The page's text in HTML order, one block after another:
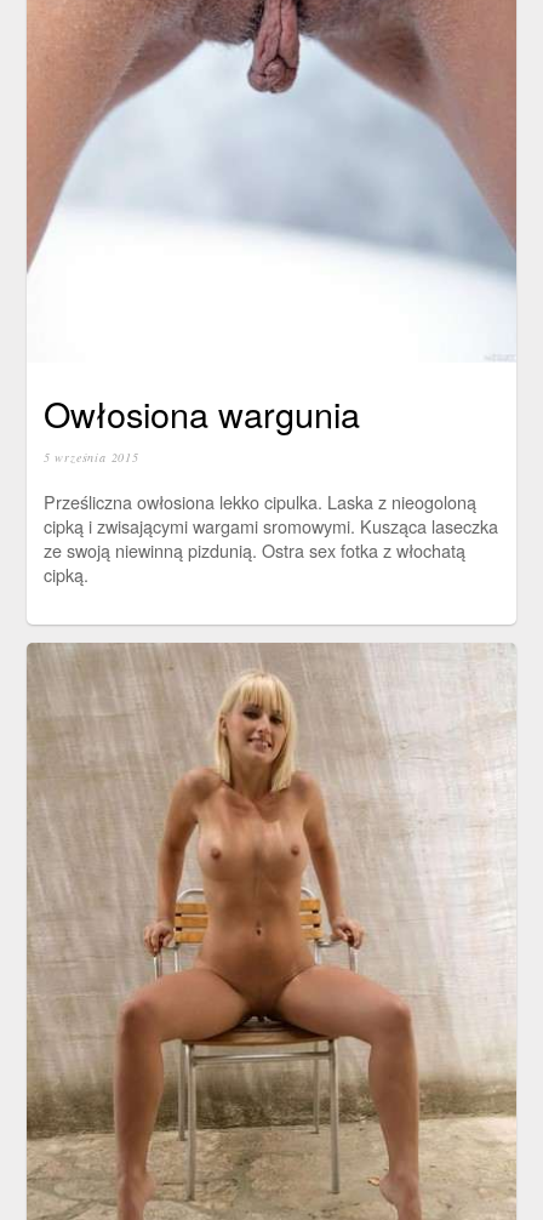
Owłosiona wargunia
5 września 2015
Prześliczna owłosiona lekko cipulka. Laska z nieogoloną
cipką i zwisającymi wargami sromowymi. Kusząca laseczka
ze swoją niewinną pizdunią. Ostra sex fotka z włochatą
cipką.